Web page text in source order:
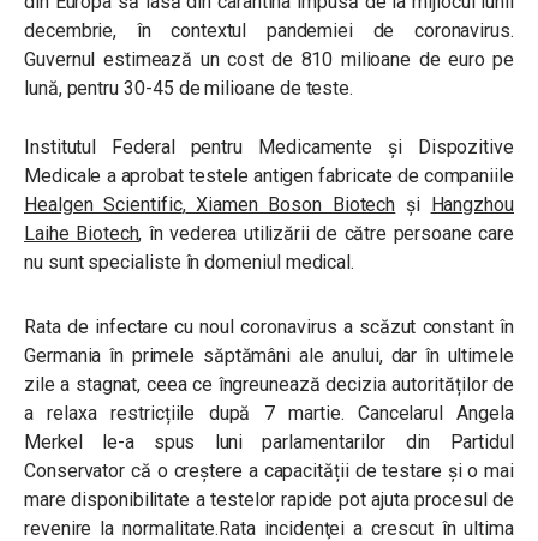
decembrie, în contextul pandemiei de coronavirus.
Guvernul estimează un cost de 810 milioane de euro pe
lună, pentru 30-45 de milioane de teste.
Institutul Federal pentru Medicamente și Dispozitive
Medicale a aprobat testele antigen fabricate de companiile
Healgen Scientific,Xiamen Boson Biotech și Hangzhou
Laihe Biotech, în vederea utilizării de către persoane care
nu sunt specialiste în domeniul medical.
Rata de infectare cu noul coronavirus a scăzut constant în
Germania în primele săptămâni ale anului, dar în ultimele
zile a stagnat, ceea ce îngreunează decizia autorităților de
a relaxa restricțiile după 7 martie. Cancelarul Angela
Merkel le-a spus luni parlamentarilor din Partidul
Conservator că o creștere a capacității de testare și o mai
mare disponibilitate a testelor rapide pot ajuta procesul de
revenire la normalitate.Rata incidenţei a crescut în ultima